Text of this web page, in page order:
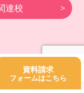
資料請求
フォームはこちら
連校
rights reserved.